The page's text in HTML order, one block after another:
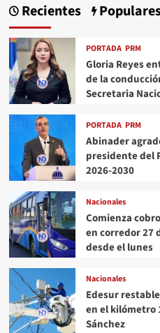
Recientes
PORTADA PRM
Gloria Reyes
de la
Secretaria
PORTADA PRM
Abinader
presidente del
2026-2030
Nacionales
Comienza
en corredor 27
desde el lunes
Nacionales
Edesur
en el kilómetro
Sánchez